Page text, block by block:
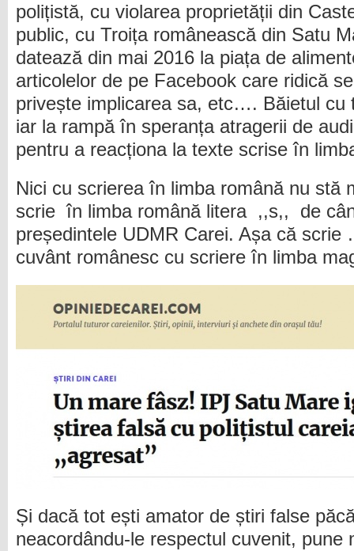
polițistă, cu violarea proprietății din
public, cu Troița românească din Satu
datează din mai 2016 la piața de
articolelor de pe Facebook care ridică
privește implicarea sa, etc…. Băietul cu
iar la rampă în speranța atragerii de
pentru a reacționa la texte scrise în
Nici cu scrierea în limba română nu stă
scrie în limba română litera ,,s,, de
președintele UDMR Carei. Așa că
cuvânt românesc cu scriere în limba
Și dacă tot ești amator de știri false
neacordându-le respectul cuvenit, pune